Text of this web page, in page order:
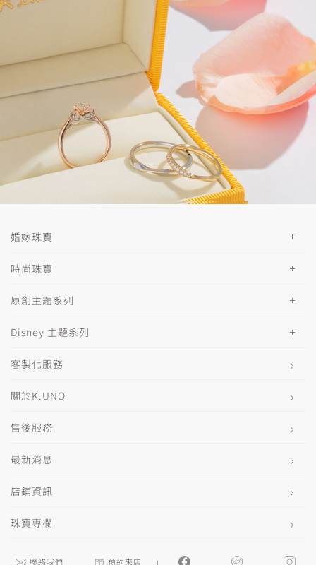
婚嫁珠寶
時尚珠寶
原創主題系列
Disney 主題系列
客製化服務
關於K.UNO
售後服務
最新消息
店鋪資訊
珠寶專欄